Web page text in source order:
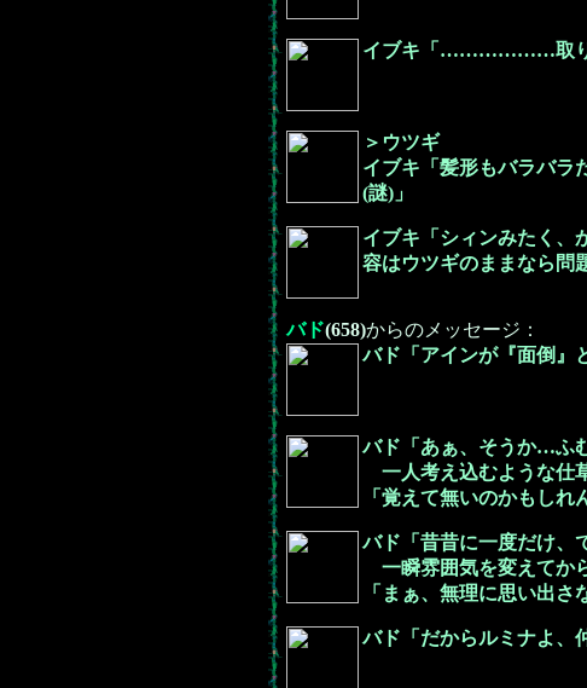
イブキ「………………取りあ
＞ウツギ
イブキ「髪形もバラバ
(謎)」
イブキ「シィンみたく
容はウツギのままなら問
バド(658)からのメッセージ：
バド「アインが『面倒』
バド「あぁ、そうか…ふ
一人考え込むような仕
「覚えて無いのかもし
バド「昔昔に一度だけ、
一瞬雰囲気を変えてか
「まぁ、無理に思い出さ
バド「だからルミナよ、